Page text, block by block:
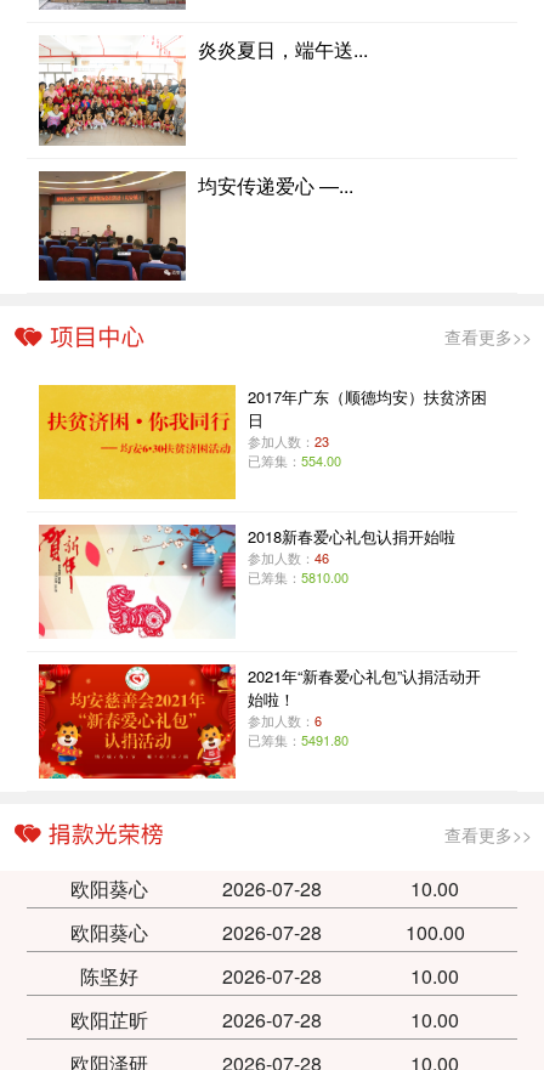
炎炎夏日，端午送...
均安传递爱心 —...
查看更多>>
2017年广东（顺德均安）扶贫济困
日
参加人数： 23
已筹集： 554.00
2018新春爱心礼包认捐开始啦
参加人数： 46
已筹集： 5810.00
2021年“新春爱心礼包”认捐活动开
始啦！
参加人数： 6
已筹集： 5491.80
查看更多>>
欧阳葵心 2026-07-28
10.00
欧阳葵心
2026-07-28
100.00
陈坚好
2026-07-28
10.00
欧阳芷昕
2026-07-28
10.00
欧阳泽研
2026-07-28
10.00